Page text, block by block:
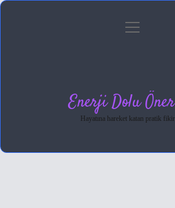
Gizlilik Politikası
menüyü
Enerji Dolu
Hayatına hareket katan pratik